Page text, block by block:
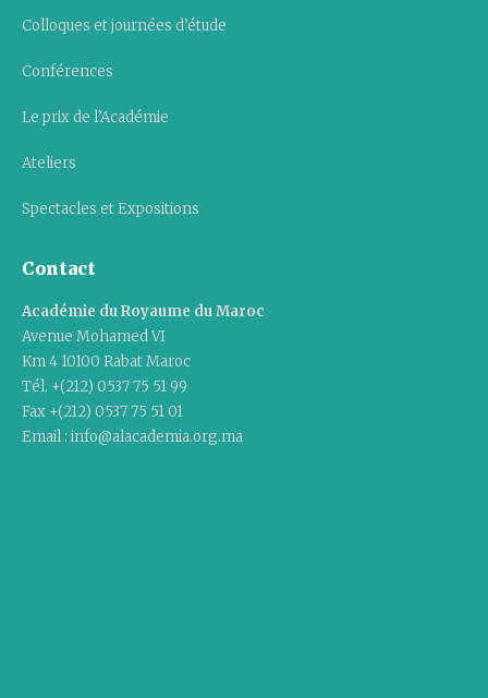
Colloques et journées d’étude
Conférences
Le prix de l’Académie
Ateliers
Spectacles et Expositions
Contact
Académie du Royaume du Maroc
Avenue Mohamed VI
Km 4 10100 Rabat Maroc
Tél. +(212) 0537 75 51 99
Fax +(212) 0537 75 51 01
Email : info@alacademia.org.ma